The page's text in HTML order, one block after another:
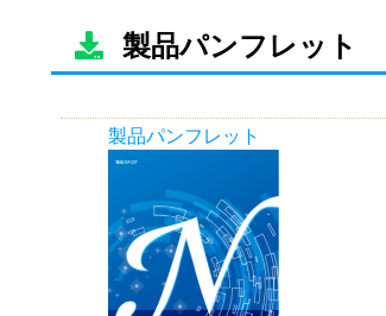
製品パンフレット